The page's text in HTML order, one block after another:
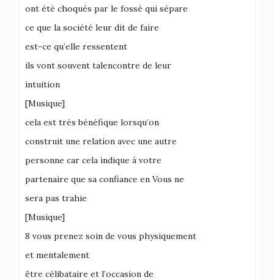
ont été choqués par le fossé qui sépare
ce que la société leur dit de faire
est-ce qu’elle ressentent
ils vont souvent talencontre de leur
intuition
[Musique]
cela est très bénéfique lorsqu’on
construit une relation avec une autre
personne car cela indique à votre
partenaire que sa confiance en Vous ne
sera pas trahie
[Musique]
8 vous prenez soin de vous physiquement
et mentalement
être célibataire et l’occasion de